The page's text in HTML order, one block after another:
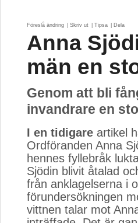
Föreslå ändring Skriv ut Tipsa Dela
Anna
män en
Genom att bli
invandrare en
I en tidigare artikel
Ordföranden Anna
hennes fyllebråk
Sjödin blivit åtalad
från anklagelserna i
förundersökningen
vittnen talar mot